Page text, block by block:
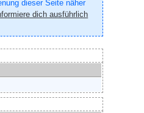
dieser Seite näher
dich ausführlich